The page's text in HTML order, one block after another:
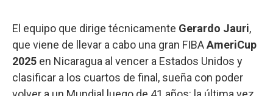
El equipo que dirige técnicamente Gerardo Jauri,
que viene de llevar a cabo una gran FIBAAmeriCup
2025 en Nicaragua al vencer a Estados Unidos y
clasificar a los cuartos de final, sueña con poder